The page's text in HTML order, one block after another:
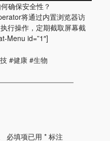
确保安全性？
将通过内置浏览器访
行操作，定期截取屏幕截
Menu id=”1″]
#健康 #生物
必填项已用 *标注